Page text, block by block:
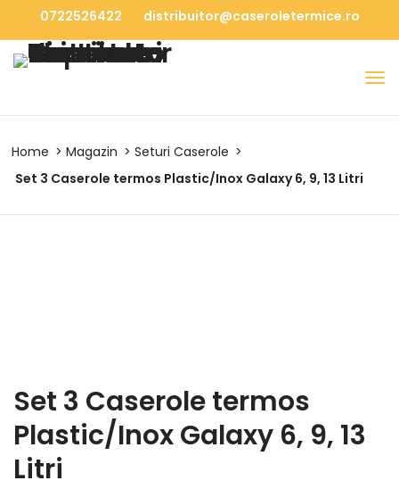
0722526422 distribuitor@caseroletermice.ro
Home Magazin
Seturi Caserole
Set 3 Caserole termos Plastic/Inox Galaxy 6, 9, 13 Litri
Set 3 Caserole termos
Plastic/Inox Galaxy 6, 9, 13
Litri